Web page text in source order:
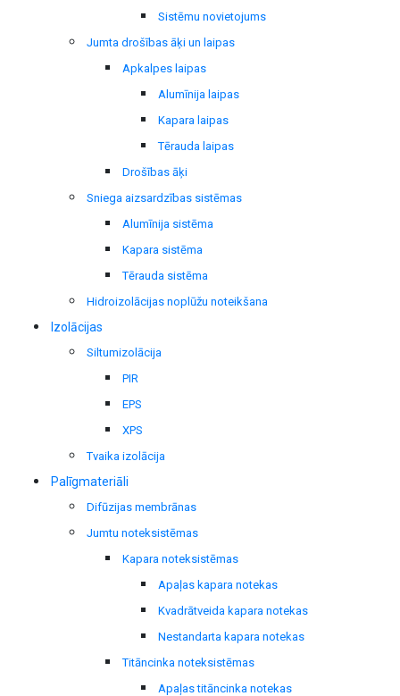
Sistēmu novietojums
Jumta drošības āķi un laipas
Apkalpes laipas
Alumīnija laipas
Kapara laipas
Tērauda laipas
Drošības āķi
Sniega aizsardzības sistēmas
Alumīnija sistēma
Kapara sistēma
Tērauda sistēma
Hidroizolācijas noplūžu noteikšana
Izolācijas
Siltumizolācija
PIR
EPS
XPS
Tvaika izolācija
Palīgmateriāli
Difūzijas membrānas
Jumtu noteksistēmas
Kapara noteksistēmas
Apaļas kapara notekas
Kvadrātveida kapara notekas
Nestandarta kapara notekas
Titāncinka noteksistēmas
Apaļas titāncinka notekas